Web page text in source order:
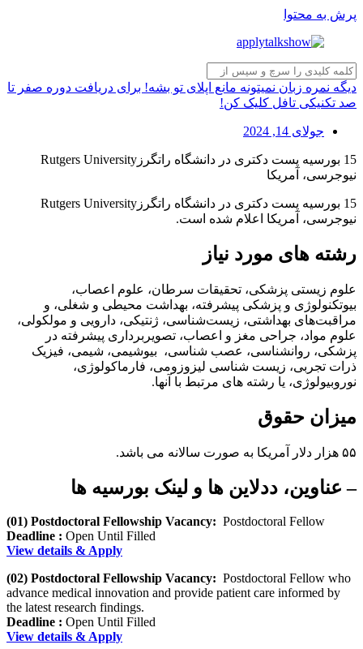
پرش به محتوا
دیگه نمره زبان نمیتونه مانع اپلای تو بشه! برای دریافت دوره صفر تا
صد تکنیکی تافل کلیک کن!
جولای 14, 2024
15 بورسیه پست دکتری در دانشگاه راتگرزRutgers University
نیوجرسی، آمریکا
15 بورسیه پست دکتری در دانشگاه راتگرزRutgers University
نیوجرسی، آمریکا اعلام شده است.
رشته های مورد نیاز
علوم زیستی پزشکی، تحقیقات سرطان، علوم اعصاب،
بیوتکنولوژی و پزشکی پیشرفته، بهداشت محیطی و شغلی، و
مراقبت‌های بهداشتی، زیست‌شناسی، ژنتیکی، دارویی و مولکولی،
علوم مواد، جراحی مغز و اعصاب، تصویربرداری پیشرفته در
پزشکی، روانشناسی، عصب شناسی، بیوشیمی، شیمی، فیزیک
ذرات تجربی، زیست شناسی لیزوزومی، فارماکولوژی،
نوروبیولوژی، یا رشته های مرتبط با آنها.
میزان حقوق
۵۵ هزار دلار آمریکا به صورت سالانه می باشد.
– عناوین، ددلاین ها و لینک بورسیه ها
(01) Postdoctoral Fellowship Vacancy: Postdoctoral Fellow
Deadline : Open Until Filled
View details & Apply
(02) Postdoctoral Fellowship Vacancy: Postdoctoral Fellow who
advance medical innovation and provide patient care informed by
the latest research findings.
Deadline : Open Until Filled
View details & Apply